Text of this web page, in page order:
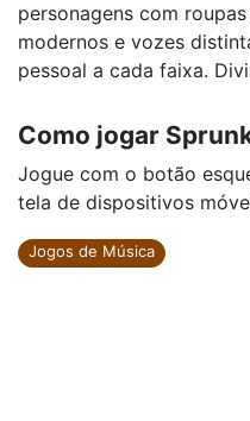
personagens com
modernos e vozes
pessoal a cada faixa.
Como jogar
Jogue com o botão
tela de dispositivos
Jogos de Música